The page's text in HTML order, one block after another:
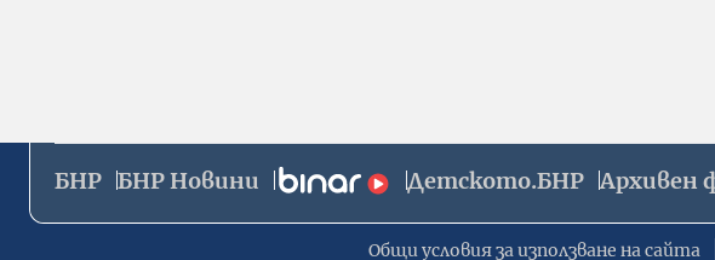
БНР БНР Новини Детското.БНР Архивен
Общи условия за използване на сайта